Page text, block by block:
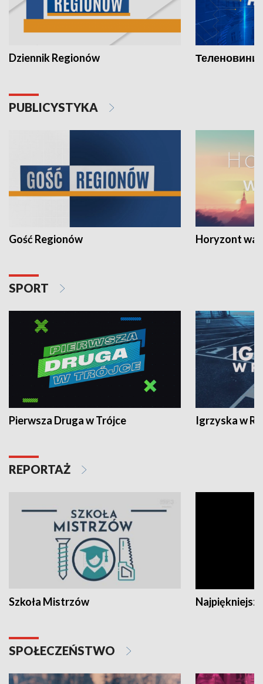
Dziennik Regionów Теленовини
PUBLICYSTYKA
Gość Regionów Horyzont
SPORT
Pierwsza Druga w Trójce Igrzyska w
REPORTAŻ
Szkoła Mistrzów
SPOŁECZEŃSTWO